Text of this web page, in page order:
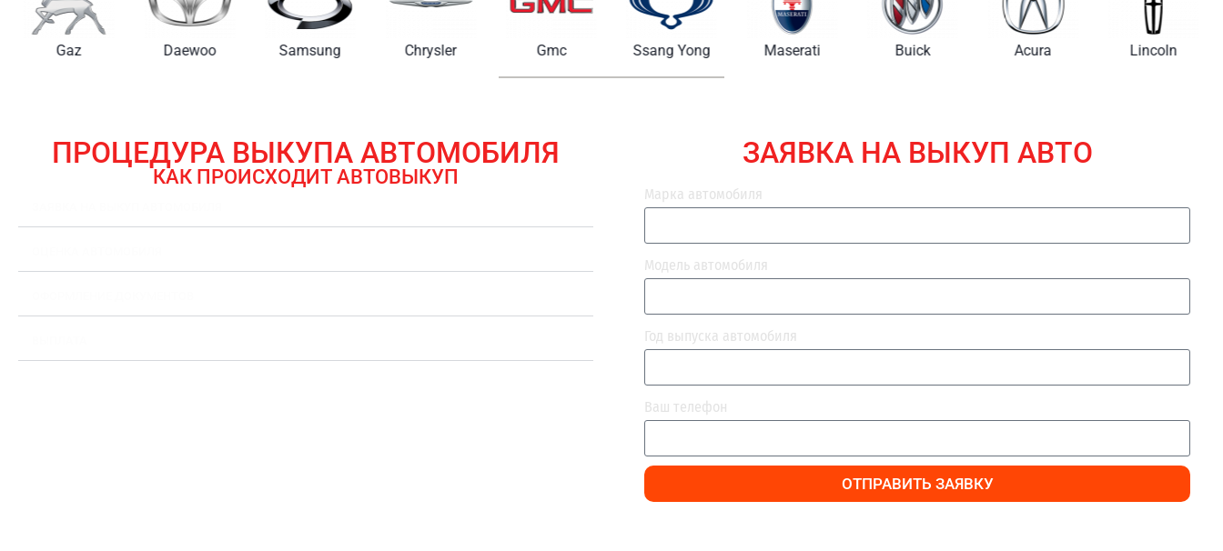
Gaz Daewoo Samsung Chrysler Gmc Ssang Yong Maserati Buick Acura Lincoln
ПРОЦЕДУРА ВЫКУПА АВТОМОБИЛЯ
КАК ПРОИСХОДИТ АВТОВЫКУП
ЗАЯВКА НА ВЫКУП АВТО
Марка автомобиля
Модель автомобиля
Год выпуска автомобиля
Ваш телефон
ОТПРАВИТЬ ЗАЯВКУ